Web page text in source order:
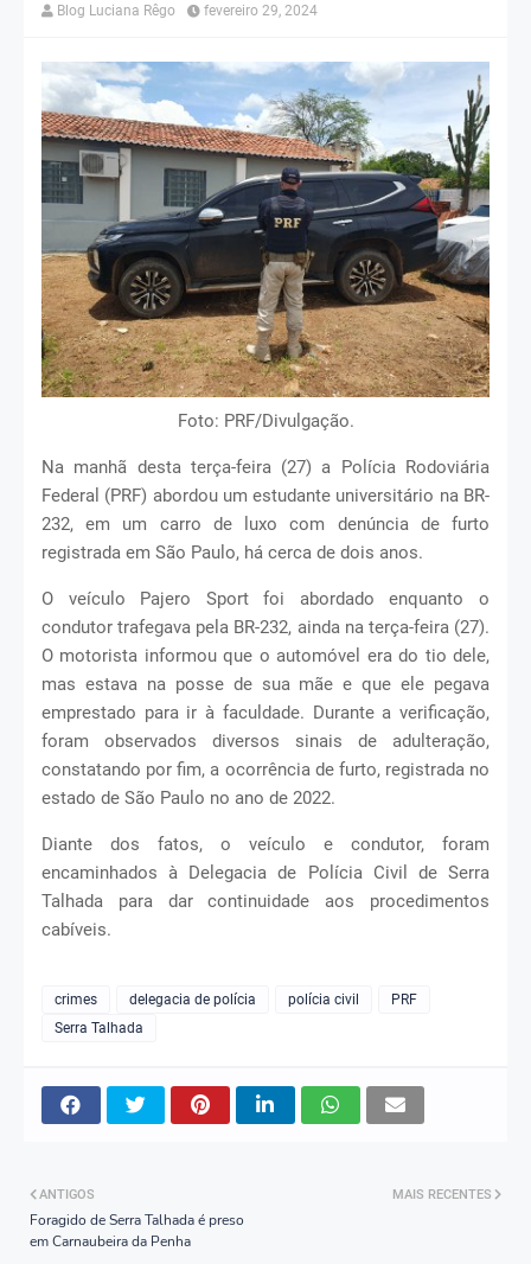
Blog Luciana Rêgo fevereiro 29, 2024
Foto: PRF/Divulgação.
Na manhã desta terça-feira (27) a Polícia Rodoviária
Federal (PRF) abordou um estudante universitário na BR-
232, em um carro de luxo com denúncia de furto
registrada em São Paulo, há cerca de dois anos.
O veículo Pajero Sport foi abordado enquanto o
condutor trafegava pela BR-232, ainda na terça-feira (27).
O motorista informou que o automóvel era do tio dele,
mas estava na posse de sua mãe e que ele pegava
emprestado para ir à faculdade. Durante a verificação,
foram observados diversos sinais de adulteração,
constatando por fim, a ocorrência de furto, registrada no
estado de São Paulo no ano de 2022.
Diante dos fatos, o veículo e condutor, foram
encaminhados à Delegacia de Polícia Civil de Serra
Talhada para dar continuidade aos procedimentos
cabíveis.
crimes delegacia de polícia polícia civil
PRF
Serra Talhada
MAIS RECENTES
ANTIGOS
Foragido de Serra Talhada é preso
em Carnaubeira da Penha